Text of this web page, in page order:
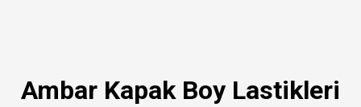
Ambar Kapak Boy Lastikleri